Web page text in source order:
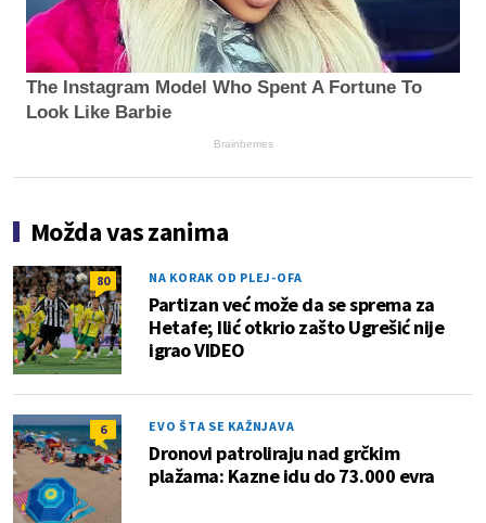
The Instagram Model Who Spent A Fortune To
Look Like Barbie
Brainberries
Možda vas zanima
80 NA KORAK OD PLEJ-OFA
Partizan već može da se sprema za
Hetafe; Ilić otkrio zašto Ugrešić nije
igrao VIDEO
6 EVO ŠTA SE KAŽNJAVA
Dronovi patroliraju nad grčkim
plažama: Kazne idu do 73.000 evra